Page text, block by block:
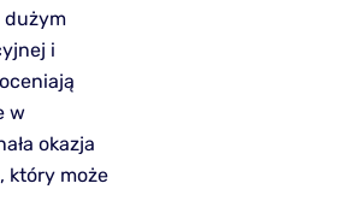
dużym
i
w
okazja
który może